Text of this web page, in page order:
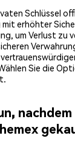
Schlüssel
erhöhter
um Verlust zu
Sie die
nachdem